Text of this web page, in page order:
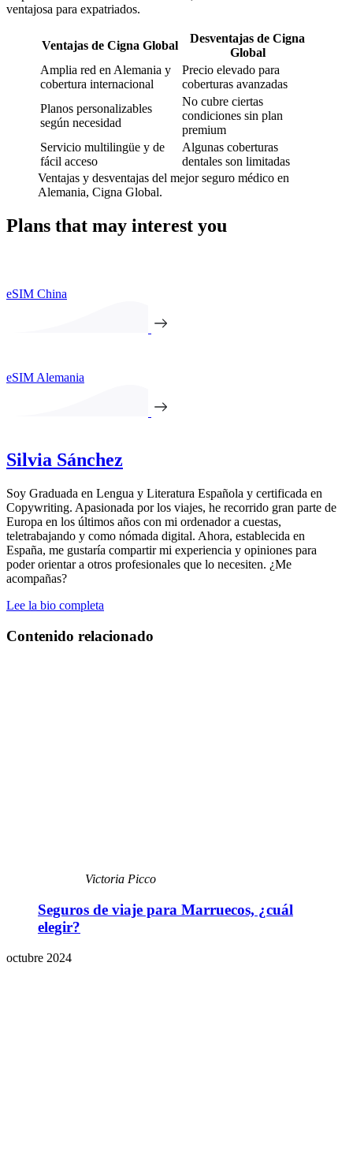
ventajosa para expatriados.
Ventajas de Cigna Global
Desventajas de Cigna
Global
Amplia red en Alemania y
cobertura internacional
Precio elevado para
coberturas avanzadas
Planos personalizables
según necesidad
No cubre ciertas
condiciones sin plan
premium
Servicio multilingüe y de
fácil acceso
Algunas coberturas
dentales son limitadas
Ventajas y desventajas del mejor seguro médico en
Alemania, Cigna Global.
Plans that may interest you
eSIM China
eSIM Alemania
Silvia Sánchez
Soy Graduada en Lengua y Literatura Española y certificada en
Copywriting. Apasionada por los viajes, he recorrido gran parte de
Europa en los últimos años con mi ordenador a cuestas,
teletrabajando y como nómada digital. Ahora, establecida en
España, me gustaría compartir mi experiencia y opiniones para
poder orientar a otros profesionales que lo necesiten. ¿Me
acompañas?
Lee la bio completa
Contenido relacionado
Victoria Picco
Seguros de viaje para Marruecos, ¿cuál
elegir?
octubre 2024